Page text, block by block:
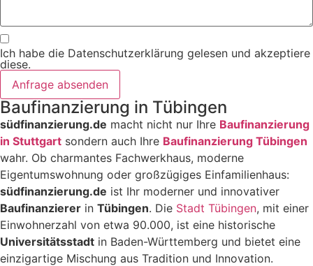
Ich habe die Datenschutzerklärung gelesen und akzeptiere
diese.
Anfrage absenden
Baufinanzierung in Tübingen
südfinanzierung.de macht nicht nur Ihre Baufinanzierung
in Stuttgart sondern auch Ihre Baufinanzierung Tübingen
wahr. Ob charmantes Fachwerkhaus, moderne
Eigentumswohnung oder großzügiges Einfamilienhaus:
südfinanzierung.de ist Ihr moderner und innovativer
Baufinanzierer in Tübingen. Die Stadt Tübingen, mit einer
Einwohnerzahl von etwa 90.000, ist eine historische
Universitätsstadt in Baden-Württemberg und bietet eine
einzigartige Mischung aus Tradition und Innovation.